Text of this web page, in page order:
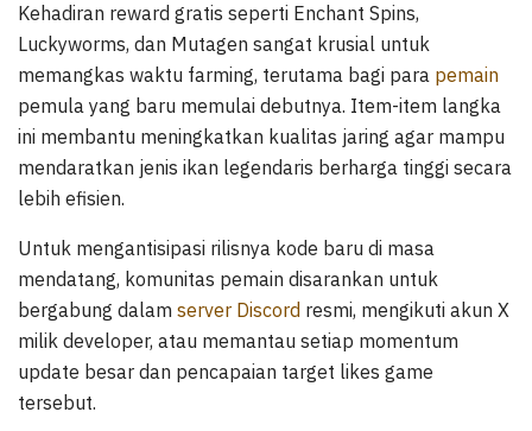
Kehadiran reward gratis seperti Enchant Spins,
Luckyworms, dan Mutagen sangat krusial untuk
memangkas waktu farming, terutama bagi para pemain
pemula yang baru memulai debutnya. Item-item langka
ini membantu meningkatkan kualitas jaring agar mampu
mendaratkan jenis ikan legendaris berharga tinggi secara
lebih efisien.
Untuk mengantisipasi rilisnya kode baru di masa
mendatang, komunitas pemain disarankan untuk
bergabung dalam server Discord resmi, mengikuti akun X
milik developer, atau memantau setiap momentum
update besar dan pencapaian target likes game
tersebut.